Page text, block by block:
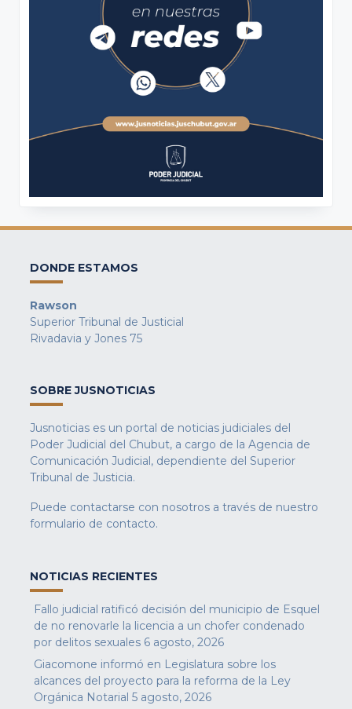
DONDE ESTAMOS
Rawson
Superior Tribunal de Justicial
Rivadavia y Jones 75
SOBRE JUSNOTICIAS
Jusnoticias es un portal de noticias judiciales del
Poder Judicial del Chubut, a cargo de la Agencia de
Comunicación Judicial, dependiente del Superior
Tribunal de Justicia.
Puede contactarse con nosotros a través de nuestro
formulario de contacto.
NOTICIAS RECIENTES
Fallo judicial ratificó decisión del municipio de Esquel
de no renovarle la licencia a un chofer condenado
por delitos sexuales 6 agosto, 2026
Giacomone informó en Legislatura sobre los
alcances del proyecto para la reforma de la Ley
Orgánica Notarial 5 agosto, 2026